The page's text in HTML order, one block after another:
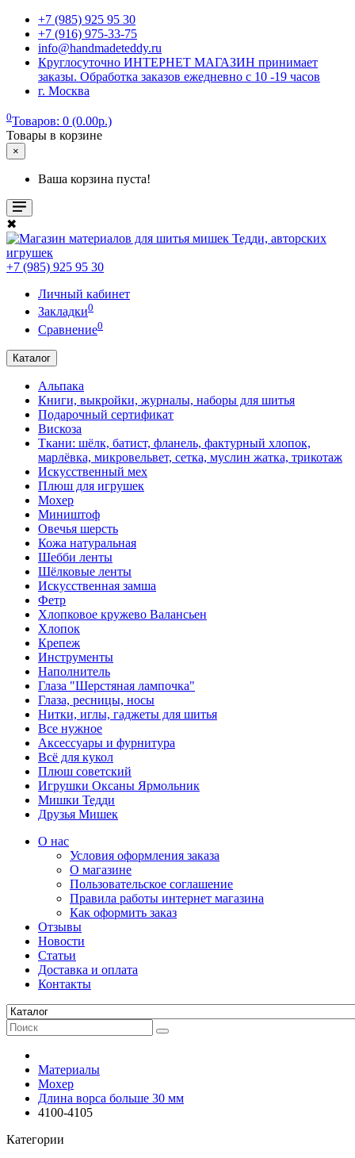
+7 (985) 925 95 30
+7 (916) 975-33-75
info@handmadeteddy.ru
Круглосуточно ИНТЕРНЕТ МАГАЗИН принимает
заказы. Обработка заказов ежедневно с 10 -19 часов
г. Москва
0Товаров: 0 (0.00р.)
Товары в корзине
×
Ваша корзина пуста!
✖
+7 (985) 925 95 30
Личный кабинет
Закладки0
Сравнение0
Каталог
Альпака
Книги, выкройки, журналы, наборы для шитья
Подарочный сертификат
Вискоза
Ткани: шёлк, батист, фланель, фактурный хлопок,
марлёвка, микровельвет, сетка, муслин жатка, трикотаж
Искусственный мех
Плюш для игрушек
Мохер
Миништоф
Овечья шерсть
Кожа натуральная
Шебби ленты
Шёлковые ленты
Искусственная замша
Фетр
Хлопковое кружево Валансьен
Хлопок
Крепеж
Инструменты
Наполнитель
Глаза "Шерстяная лампочка"
Глаза, ресницы, носы
Нитки, иглы, гаджеты для шитья
Все нужное
Аксессуары и фурнитура
Всё для кукол
Плюш советский
Игрушки Оксаны Ярмольник
Мишки Тедди
Друзья Мишек
О нас
Условия оформления заказа
О магазине
Пользовательское соглашение
Правила работы интернет магазина
Как оформить заказ
Отзывы
Новости
Статьи
Доставка и оплата
Контакты
Материалы
Мохер
Длина ворса больше 30 мм
4100-4105
Категории